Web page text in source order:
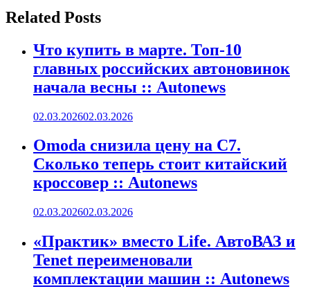
Related Posts
Что купить в марте. Топ-10
главных российских автоновинок
начала весны :: Autonews
02.03.202602.03.2026
Omoda снизила цену на C7.
Сколько теперь стоит китайский
кроссовер :: Autonews
02.03.202602.03.2026
«Практик» вместо Life. АвтоВАЗ и
Tenet переименовали
комплектации машин :: Autonews